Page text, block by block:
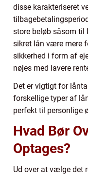
disse karakteriseret
store beløb såsom til
sikret lån være mere
sikkerhed i form af
nøjes med lavere
Det er vigtigt for
forskellige typer af
perfekt til personlige
Hvad Bør
Optages?
Ud over at vælge det